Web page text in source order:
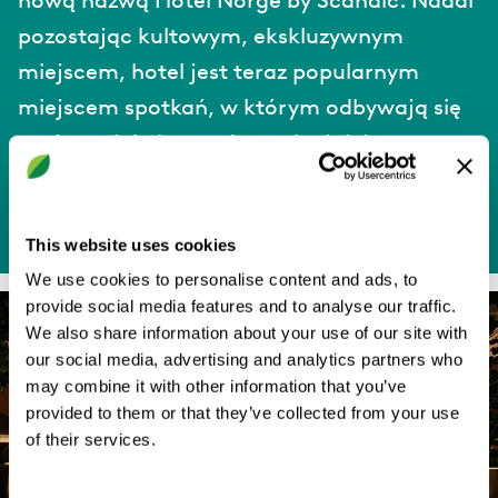
This website uses cookies
We use cookies to personalise content and ads, to
provide social media features and to analyse our traffic.
We also share information about your use of our site with
our social media, advertising and analytics partners who
may combine it with other information that you’ve
provided to them or that they’ve collected from your use
of their services.
pozostając kultowym, ekskluzywnym
miejscem, hotel jest teraz popularnym
miejscem spotkań, w którym odbywają się
międzynarodowe konferencje.